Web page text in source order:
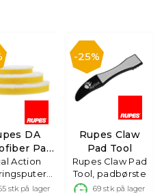
DA
Pad
Fine
Action
i
stk på lager
25%
Rupes Claw
Pad Tool
Rupes Claw Pad
Tool, padbørste
69 stk på lager